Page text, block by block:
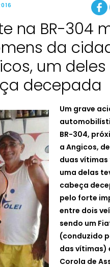
na BR-304
da
um
decepada
Um grave
BR-304,
a Angicos,
duas
uma delas
cabeça
pelo forte
entre dois
sendo um
(conduzido
das vítimas)
Corola de